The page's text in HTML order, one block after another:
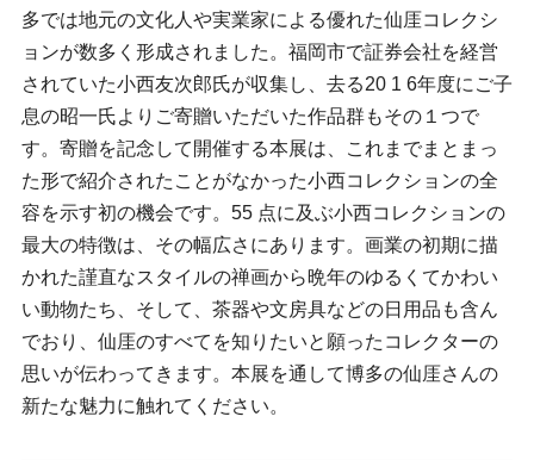
多では地元の文化人や実業家による優れた仙厓コレクシ
ョンが数多く形成されました。福岡市で証券会社を経営
されていた小西友次郎氏が収集し、去る20 1 6年度にご子
息の昭一氏よりご寄贈いただいた作品群もその１つで
す。寄贈を記念して開催する本展は、これまでまとまっ
た形で紹介されたことがなかった小西コレクションの全
容を示す初の機会です。55 点に及ぶ小西コレクションの
最大の特徴は、その幅広さにあります。画業の初期に描
かれた謹直なスタイルの禅画から晩年のゆるくてかわい
い動物たち、そして、茶器や文房具などの日用品も含ん
でおり、仙厓のすべてを知りたいと願ったコレクターの
思いが伝わってきます。本展を通して博多の仙厓さんの
新たな魅力に触れてください。